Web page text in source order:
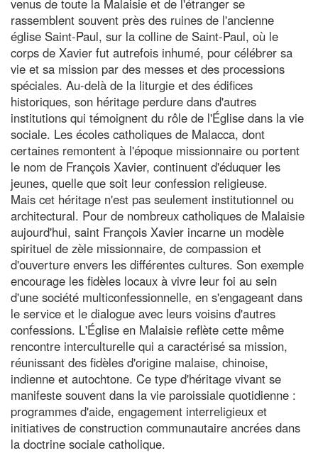
venus de toute la Malaisie et de l'étranger se
rassemblent souvent près des ruines de l'ancienne
église Saint-Paul, sur la colline de Saint-Paul, où le
corps de Xavier fut autrefois inhumé, pour célébrer sa
vie et sa mission par des messes et des processions
spéciales. Au-delà de la liturgie et des édifices
historiques, son héritage perdure dans d'autres
institutions qui témoignent du rôle de l'Église dans la vie
sociale. Les écoles catholiques de Malacca, dont
certaines remontent à l'époque missionnaire ou portent
le nom de François Xavier, continuent d'éduquer les
jeunes, quelle que soit leur confession religieuse.
Mais cet héritage n'est pas seulement institutionnel ou
architectural. Pour de nombreux catholiques de Malaisie
aujourd'hui, saint François Xavier incarne un modèle
spirituel de zèle missionnaire, de compassion et
d'ouverture envers les différentes cultures. Son exemple
encourage les fidèles locaux à vivre leur foi au sein
d'une société multiconfessionnelle, en s'engageant dans
le service et le dialogue avec leurs voisins d'autres
confessions. L'Église en Malaisie reflète cette même
rencontre interculturelle qui a caractérisé sa mission,
réunissant des fidèles d'origine malaise, chinoise,
indienne et autochtone. Ce type d'héritage vivant se
manifeste souvent dans la vie paroissiale quotidienne :
programmes d'aide, engagement interreligieux et
initiatives de construction communautaire ancrées dans
la doctrine sociale catholique.